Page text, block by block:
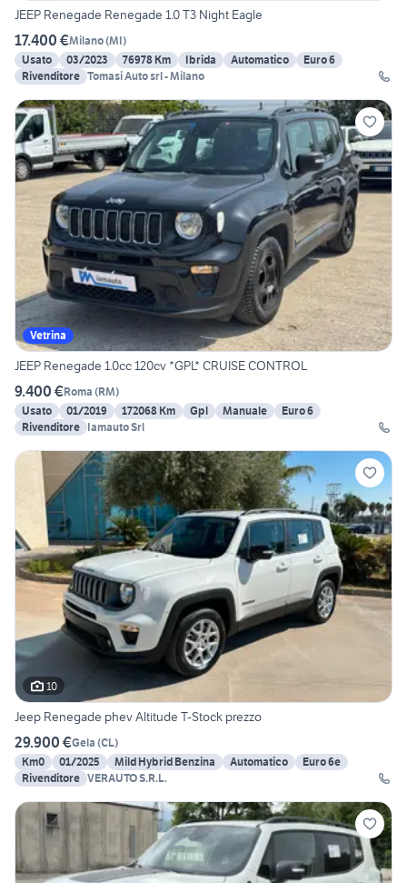
JEEP Renegade Renegade 1.0 T3 Night Eagle
17.400 €Milano(MI)
Usato
03/2023 76978 Km Ibrida Automatico
Euro 6
Rivenditore Tomasi Auto srl - Milano
Vetrina
JEEP Renegade 1.0cc 120cv *GPL* CRUISE CONTROL
9.400 €Roma (RM)
Usato
01/2019 172068 Km Gpl Manuale
Euro 6
Rivenditore Iamauto Srl
10
Jeep Renegade phev Altitude T-Stock prezzo
29.900 €Gela (CL)
Km0
01/2025 Mild Hybrid Benzina Automatico
Euro 6e
Rivenditore VERAUTO S.R.L.